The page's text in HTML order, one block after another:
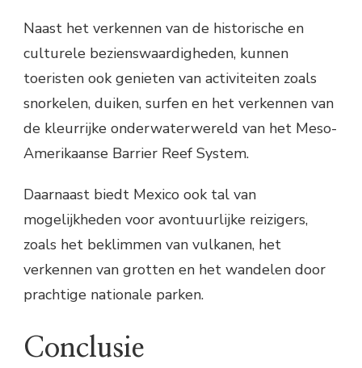
Naast het verkennen van de historische en
culturele bezienswaardigheden, kunnen
toeristen ook genieten van activiteiten zoals
snorkelen, duiken, surfen en het verkennen van
de kleurrijke onderwaterwereld van het Meso-
Amerikaanse Barrier Reef System.
Daarnaast biedt Mexico ook tal van
mogelijkheden voor avontuurlijke reizigers,
zoals het beklimmen van vulkanen, het
verkennen van grotten en het wandelen door
prachtige nationale parken.
Conclusie